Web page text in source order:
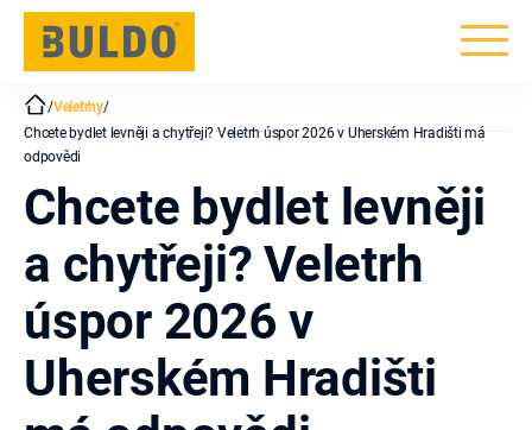
/Veletrhy/
Chcete bydlet levněji a chytřeji? Veletrh úspor 2026 v Uherském Hradišti má
odpovědi
Chcete bydlet levněji
a chytřeji? Veletrh
úspor 2026 v
Uherském Hradišti